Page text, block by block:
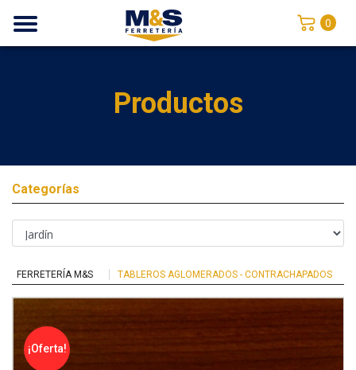
0
Productos
Categorías
FERRETERÍA M&S TABLEROS AGLOMERADOS - CONTRACHAPADOS
¡Oferta!